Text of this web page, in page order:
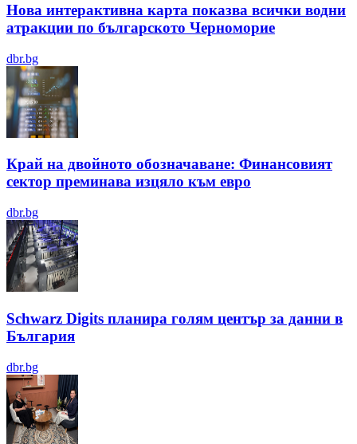
Нова интерактивна карта показва всички водни
атракции по българското Черноморие
dbr.bg
Край на двойното обозначаване: Финансовият
сектор преминава изцяло към евро
dbr.bg
Schwarz Digits планира голям център за данни в
България
dbr.bg